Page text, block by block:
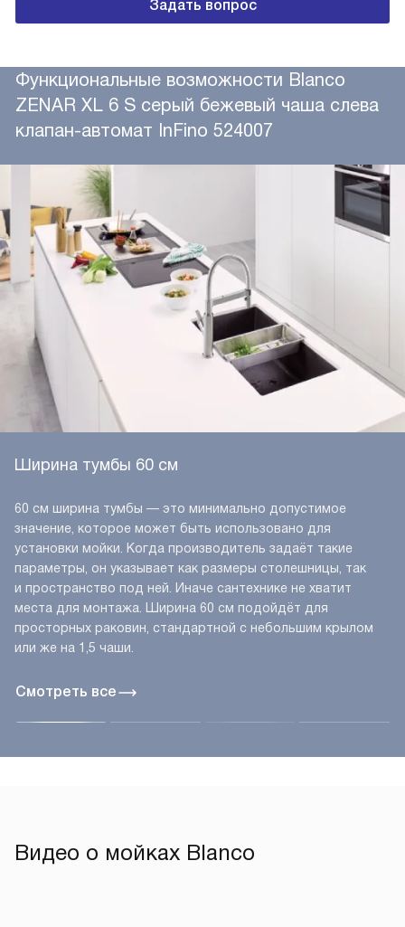
Задать вопрос
Функциональные возможности Blanco
ZENAR XL 6 S серый бежевый чаша слева
клапан-автомат InFino 524007
Смотреть все
Ширина тумбы 60 см
60 см ширина тумбы — это минимально допустимое
значение, которое может быть использовано для
установки мойки. Когда производитель задаёт такие
параметры, он указывает как размеры столешницы, так
и пространство под ней. Иначе сантехнике не хватит
места для монтажа. Ширина 60 см подойдёт для
просторных раковин, стандартной с небольшим крылом
или же на 1,5 чаши.
Видео о мойках Blanco